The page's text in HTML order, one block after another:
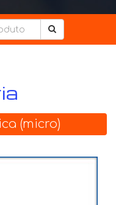
(micro)